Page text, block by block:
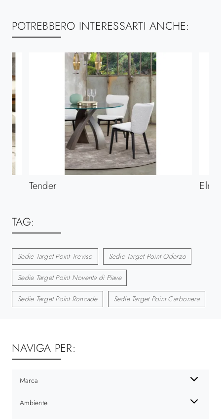
POTREBBERO INTERESSARTI ANCHE:
Tender Elmo
TAG:
Sedie Target Point Treviso Sedie Target Point Oderzo
Sedie Target Point Noventa di Piave
Sedie Target Point Roncade Sedie Target Point Carbonera
NAVIGA PER:
Marca
Ambiente